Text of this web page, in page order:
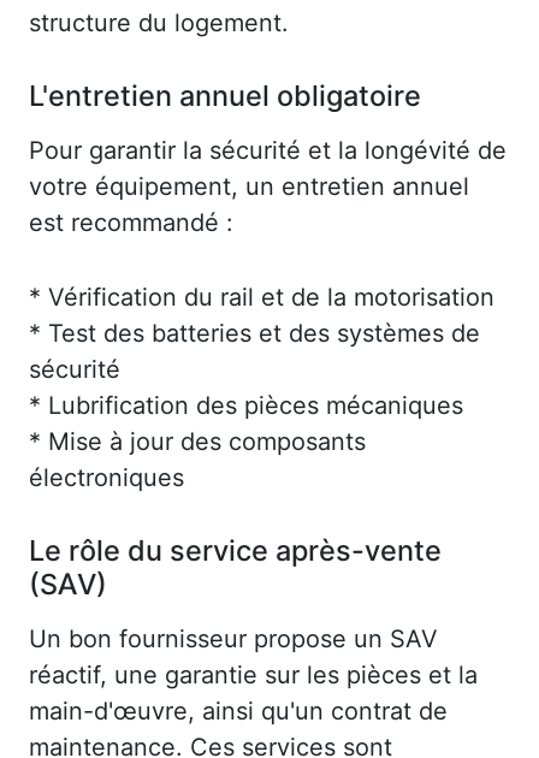
structure du logement.
L'entretien annuel obligatoire
Pour garantir la sécurité et la longévité de
votre équipement, un entretien annuel
est recommandé :
* Vérification du rail et de la motorisation
* Test des batteries et des systèmes de
sécurité
* Lubrification des pièces mécaniques
* Mise à jour des composants
électroniques
Le rôle du service après-vente
(SAV)
Un bon fournisseur propose un SAV
réactif, une garantie sur les pièces et la
main-d'œuvre, ainsi qu'un contrat de
maintenance. Ces services sont